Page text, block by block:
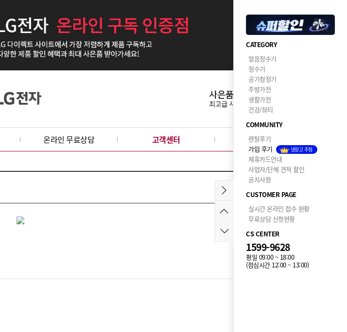
온라인 무료상담 고객센터 이달의혜택
CATEGORY
얼음정수기
정수기
공기청정기
주방가전
생활가전
건강/뷰티
COMMUNITY
렌탈후기
가입 후기
냉장고 추첨
제휴카드안내
사업자/단체 견적 할인
공지사항
CUSTOMER PAGE
실시간 온라인 접수 현황
무료상담 신청현황
CS CENTER
1599-9628
평일 09:00 ~ 18:00
(점심시간 12:00 ~ 13:00)